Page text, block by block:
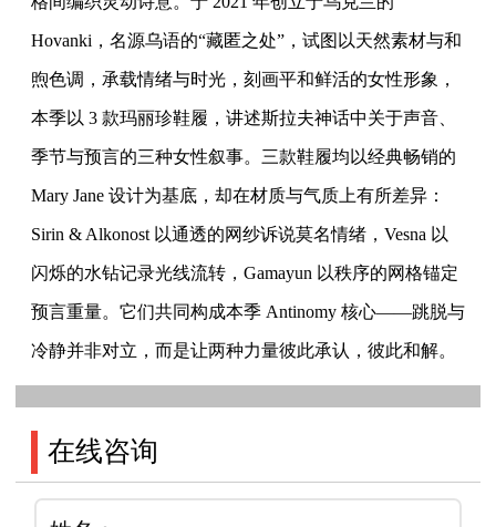
Hovanki，名源乌语的“藏匿之处”，试图以天然素材与和
煦色调，承载情绪与时光，刻画平和鲜活的女性形象，
本季以 3 款玛丽珍鞋履，讲述斯拉夫神话中关于声音、
季节与预言的三种女性叙事。三款鞋履均以经典畅销的
Mary Jane 设计为基底，却在材质与气质上有所差异：
Sirin & Alkonost 以通透的网纱诉说莫名情绪，Vesna 以
闪烁的水钻记录光线流转，Gamayun 以秩序的网格锚定
预言重量。它们共同构成本季 Antinomy 核心——跳脱与
冷静并非对立，而是让两种力量彼此承认，彼此和解。
在线咨询